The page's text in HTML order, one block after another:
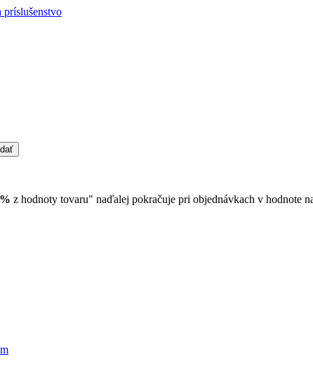
z hodnoty tovaru" naďalej pokračuje pri objednávkach v hodnote